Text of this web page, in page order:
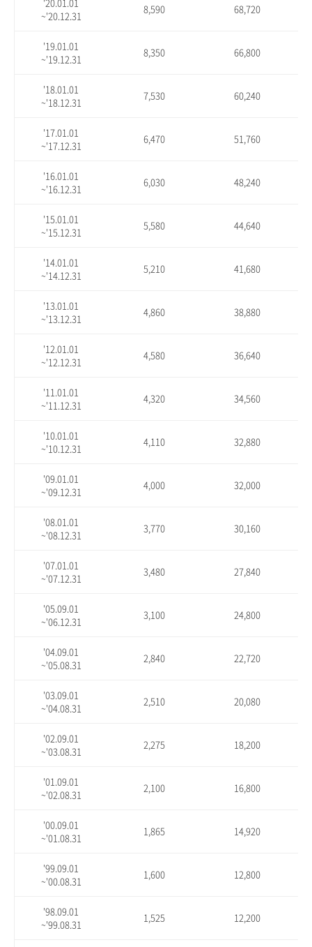
~'20.12.31
8,590 68,720
'19.01.01
~'19.12.31
8,350 66,800
'18.01.01
~'18.12.31
7,530 60,240
'17.01.01
~'17.12.31
6,470 51,760
'16.01.01
~'16.12.31
6,030 48,240
'15.01.01
~'15.12.31
5,580 44,640
'14.01.01
~'14.12.31
5,210 41,680
'13.01.01
~'13.12.31
4,860 38,880
'12.01.01
~'12.12.31
4,580 36,640
'11.01.01
~'11.12.31
4,320 34,560
'10.01.01
~'10.12.31
4,110 32,880
'09.01.01
~'09.12.31
4,000 32,000
'08.01.01
~'08.12.31
3,770 30,160
'07.01.01
~'07.12.31
3,480 27,840
'05.09.01
~'06.12.31
3,100 24,800
'04.09.01
~'05.08.31
2,840 22,720
'03.09.01
~'04.08.31
2,510 20,080
'02.09.01
~'03.08.31
2,275 18,200
'01.09.01
~'02.08.31
2,100 16,800
'00.09.01
~'01.08.31
1,865 14,920
'99.09.01
~'00.08.31
1,600 12,800
'98.09.01
~'99.08.31
1,525 12,200